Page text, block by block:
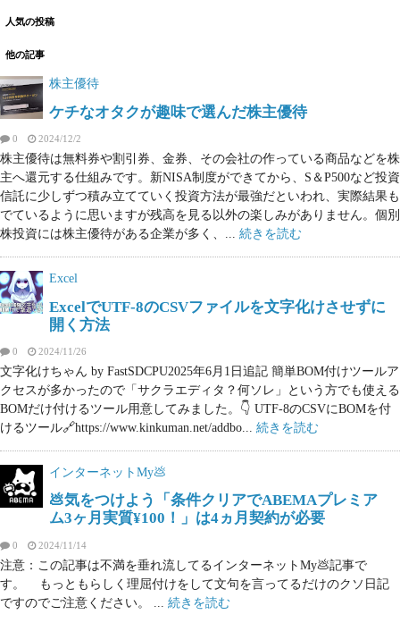
人気の投稿
他の記事
株主優待
ケチなオタクが趣味で選んだ株主優待
0 2024/12/2
株主優待は無料券や割引券、金券、その会社の作っている商品などを株
主へ還元する仕組みです。新NISA制度ができてから、S＆P500など投資
信託に少しずつ積み立てていく投資方法が最強だといわれ、実際結果も
でているように思いますが残高を見る以外の楽しみがありません。個別
株投資には株主優待がある企業が多く、... 続きを読む
Excel
ExcelでUTF-8のCSVファイルを文字化けさせずに
開く方法
0 2024/11/26
文字化けちゃん by FastSDCPU2025年6月1日追記 簡単BOM付けツールア
クセスが多かったので「サクラエディタ？何ソレ」という方でも使える
BOMだけ付けるツール用意してみました。👇 UTF-8のCSVにBOMを付
けるツール🔗https://www.kinkuman.net/addbo... 続きを読む
インターネットMy💩
💩気をつけよう「条件クリアでABEMAプレミア
ム3ヶ月実質¥100！」は4ヵ月契約が必要
0 2024/11/14
注意：この記事は不満を垂れ流してるインターネットMy💩記事で
す。 もっともらしく理屈付けをして文句を言ってるだけのクソ日記
ですのでご注意ください。 ... 続きを読む